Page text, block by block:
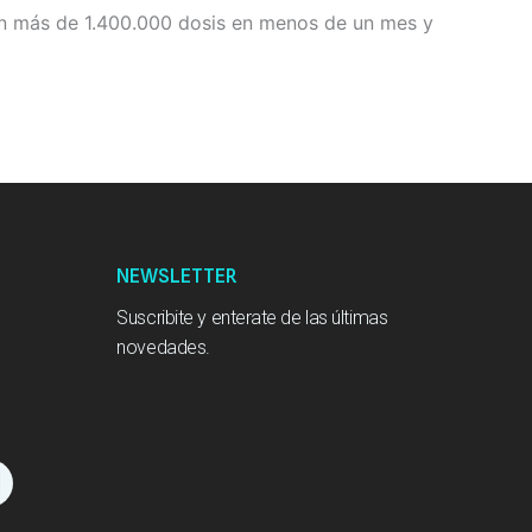
de 1.400.000 dosis en menos de un mes y
NEWSLETTER
Suscribite y enterate de las últimas
novedades.